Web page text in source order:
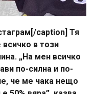
caption] Тя
всичко в този
„На мен всичко
по-силна и по-
че ме чака нещо